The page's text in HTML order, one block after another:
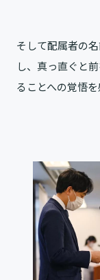
そして配属者の
し、真っ直ぐと
ることへの覚悟を